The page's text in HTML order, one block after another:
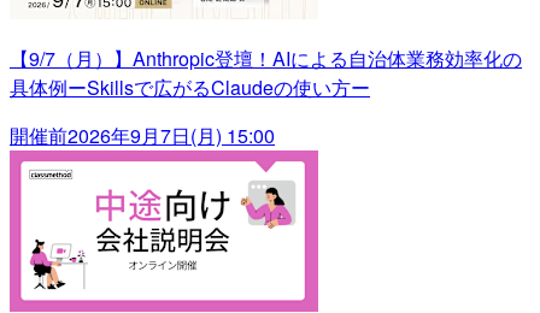
【9/7（月）】Anthropic登壇！AIによる自治体業務効率化の
具体例ーSkillsで広がるClaudeの使い方ー
開催前2026年9月7日(月) 15:00